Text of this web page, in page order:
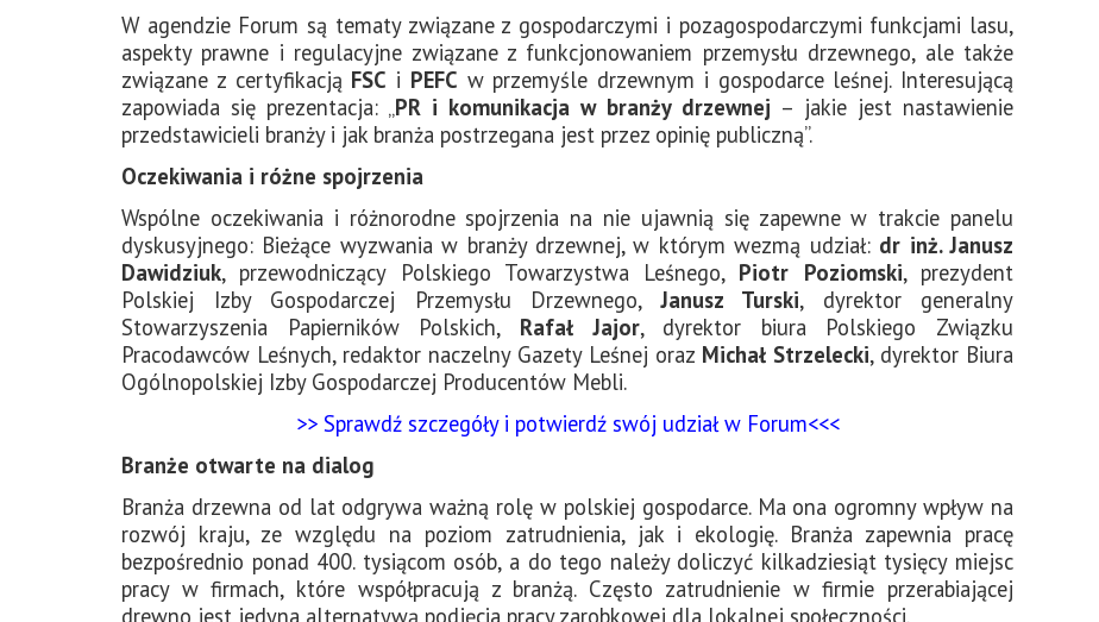
W agendzie Forum są tematy związane z gospodarczymi i pozagospodarczymi funkcjami lasu,
aspekty prawne i regulacyjne związane z funkcjonowaniem przemysłu drzewnego, ale także
związane z certyfikacją FSC i PEFC w przemyśle drzewnym i gospodarce leśnej. Interesującą
zapowiada się prezentacja: „PR i komunikacja w branży drzewnej – jakie jest nastawienie
przedstawicieli branży i jak branża postrzegana jest przez opinię publiczną”.
Oczekiwania i różne spojrzenia
Wspólne oczekiwania i różnorodne spojrzenia na nie ujawnią się zapewne w trakcie panelu
dyskusyjnego: Bieżące wyzwania w branży drzewnej, w którym wezmą udział: dr inż. Janusz
Dawidziuk, przewodniczący Polskiego Towarzystwa Leśnego, Piotr Poziomski, prezydent
Polskiej Izby Gospodarczej Przemysłu Drzewnego,Janusz Turski, dyrektor generalny
Stowarzyszenia Papierników Polskich, Rafał Jajor, dyrektor biura Polskiego Związku
Pracodawców Leśnych, redaktor naczelny Gazety Leśnej oraz Michał Strzelecki, dyrektor Biura
Ogólnopolskiej Izby Gospodarczej Producentów Mebli.
>> Sprawdź szczegóły i potwierdź swój udział w Forum<<<
Branże otwarte na dialog
Branża drzewna od lat odgrywa ważną rolę w polskiej gospodarce. Ma ona ogromny wpływ na
rozwój kraju, ze względu na poziom zatrudnienia, jak i ekologię. Branża zapewnia pracę
bezpośrednio ponad 400. tysiącom osób, a do tego należy doliczyć kilkadziesiąt tysięcy miejsc
pracy w firmach, które współpracują z branżą. Często zatrudnienie w firmie przerabiającej
drewno jest jedyna alternatywą podjęcia pracy zarobkowej dla lokalnej społeczności.